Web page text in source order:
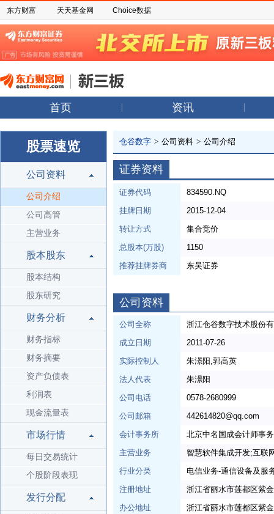
东方财富 天天基金网 Choice数据
首页 资讯
股票速览
公司资料
公司介绍
公司高管
主营业务
股本股东
股本结构
股东研究
财务分析
财务指标
财务摘要
资产负债表
利润表
现金流量表
市场行情
每日交易统计
个股阶段表现
发行分配
仓谷数字 > 公司资料 > 公司介绍
证券资料
证券代码
834590.NQ
挂牌日期
2015-12-04
转让方式
集合竞价
总股本(万股)
1150
推荐挂牌券商
东吴证券
公司资料
公司全称
浙江仓谷数字技术股份
成立日期
2011-07-26
实际控制人
朱澋阳,郭高英
法人代表
朱澋阳
公司电话
0578-2680999
公司邮箱
442614820@qq.com
会计事务所
北京中名国成会计师事
主营业务
智慧软件集成开发;互联
行业分类
电信业务-通信设备及服
注册地址
浙江省丽水市莲都区紫
办公地址
浙江省丽水市莲都区紫